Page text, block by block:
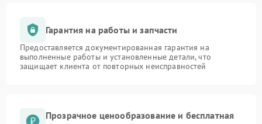
Гарантия на работы и запчасти
Предоставляется документированная гарантия на
выполненные работы и установленные детали, что
защищает клиента от повторных неисправностей
Прозрачное ценообразование и бесплатная